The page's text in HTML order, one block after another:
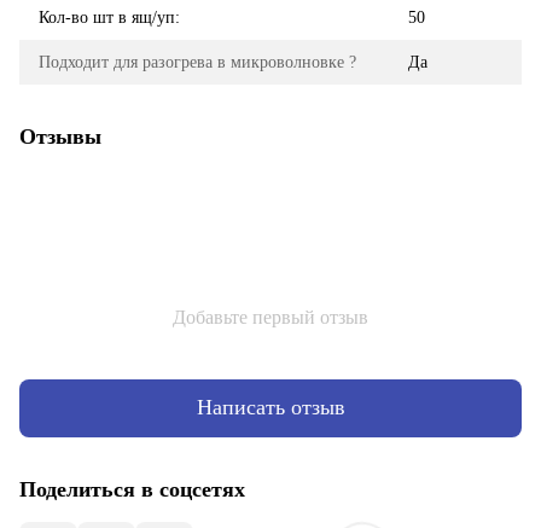
Кол-во шт в ящ/уп: 50
Подходит для разогрева в микроволновке ? Да
Отзывы
Добавьте первый отзыв
Написать отзыв
Поделиться в соцсетях